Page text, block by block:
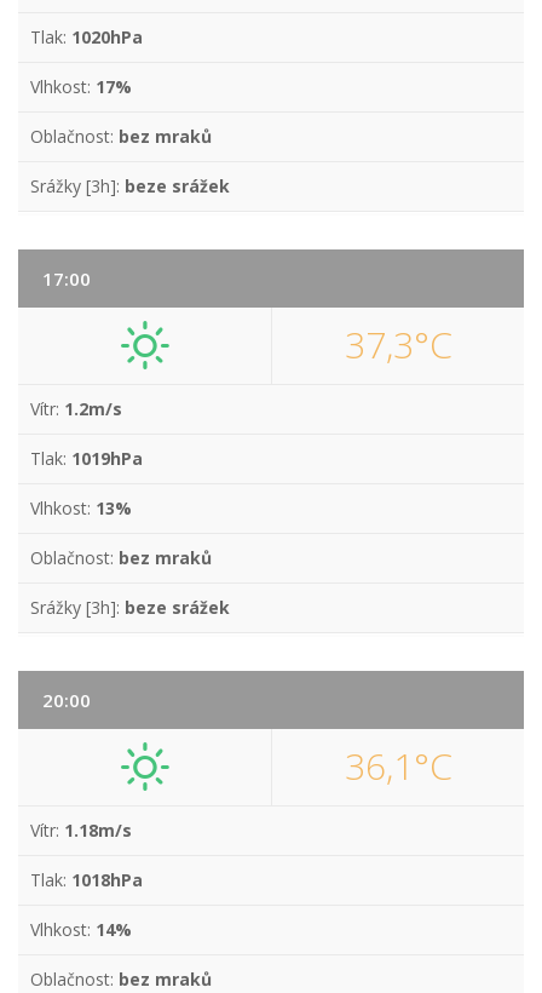
Tlak: 1020hPa
Vlhkost: 17%
Oblačnost: bez mraků
Srážky [3h]: beze srážek
17:00
37,3°C
Vítr: 1.2m/s
Tlak: 1019hPa
Vlhkost: 13%
Oblačnost: bez mraků
Srážky [3h]: beze srážek
20:00
36,1°C
Vítr: 1.18m/s
Tlak: 1018hPa
Vlhkost: 14%
Oblačnost: bez mraků